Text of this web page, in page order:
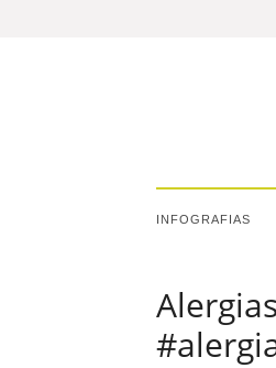
INFOGRAFIAS